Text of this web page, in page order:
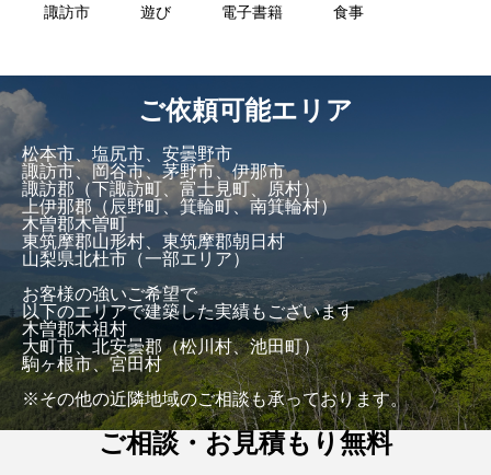
諏訪市 遊び 電子書籍 食事
ご依頼可能エリア
松本市、塩尻市、安曇野市
諏訪市、岡谷市、茅野市、伊那市
諏訪郡（下諏訪町、富士見町、原村）
上伊那郡（辰野町、箕輪町、南箕輪村）
木曽郡木曽町
東筑摩郡山形村、東筑摩郡朝日村
山梨県北杜市（一部エリア）
お客様の強いご希望で
以下のエリアで建築した実績もございます
木曽郡木祖村
大町市、北安曇郡（松川村、池田町）
駒ヶ根市、宮田村
※その他の近隣地域のご相談も承っております。
ご相談・お見積もり無料